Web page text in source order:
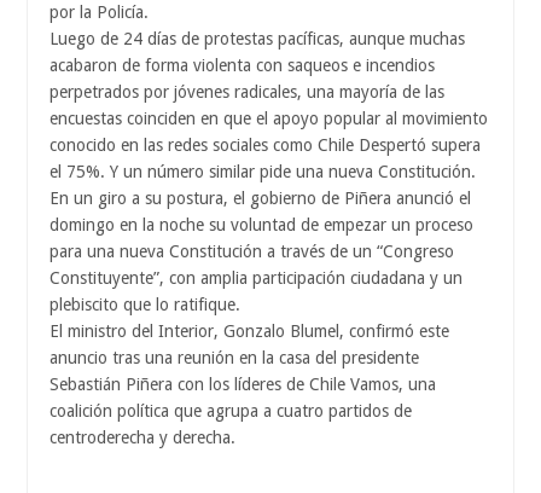
por la Policía.
Luego de 24 días de protestas pacíficas, aunque muchas
acabaron de forma violenta con saqueos e incendios
perpetrados por jóvenes radicales, una mayoría de las
encuestas coinciden en que el apoyo popular al movimiento
conocido en las redes sociales como Chile Despertó supera
el 75%. Y un número similar pide una nueva Constitución.
En un giro a su postura, el gobierno de Piñera anunció el
domingo en la noche su voluntad de empezar un proceso
para una nueva Constitución a través de un “Congreso
Constituyente”, con amplia participación ciudadana y un
plebiscito que lo ratifique.
El ministro del Interior, Gonzalo Blumel, confirmó este
anuncio tras una reunión en la casa del presidente
Sebastián Piñera con los líderes de Chile Vamos, una
coalición política que agrupa a cuatro partidos de
centroderecha y derecha.